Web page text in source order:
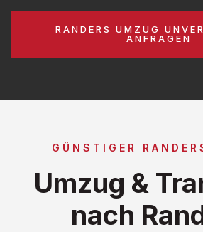
RANDERS UMZUG
ANFRAGEN
GÜNSTIGER
Umzug &
nach